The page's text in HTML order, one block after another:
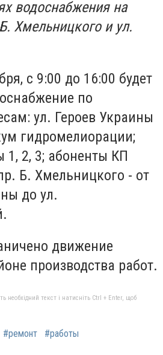
водоснабжения на
Хмельницкого и ул.
с 9:00 до 16:00 будет
по
ул. Героев Украины
гидромелиорации;
2, 3; абоненты КП
Б. Хмельницкого - от
до ул.
движение
производства работ.
необхідний текст і натисніть Ctrl + Enter, щоб
#ремонт #работы